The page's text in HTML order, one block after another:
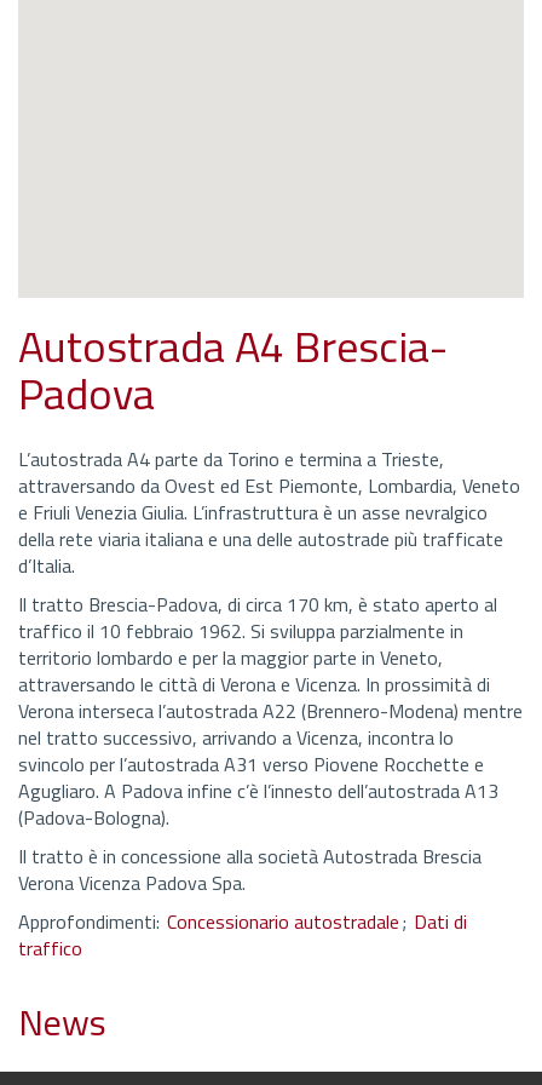
Autostrada A4 Brescia-
Padova
L’autostrada A4 parte da Torino e termina a Trieste,
attraversando da Ovest ed Est Piemonte, Lombardia, Veneto
e Friuli Venezia Giulia. L’infrastruttura è un asse nevralgico
della rete viaria italiana e una delle autostrade più trafficate
d’Italia.
Il tratto Brescia-Padova, di circa 170 km, è stato aperto al
traffico il 10 febbraio 1962. Si sviluppa parzialmente in
territorio lombardo e per la maggior parte in Veneto,
attraversando le città di Verona e Vicenza. In prossimità di
Verona interseca l’autostrada A22 (Brennero-Modena) mentre
nel tratto successivo, arrivando a Vicenza, incontra lo
svincolo per l’autostrada A31 verso Piovene Rocchette e
Agugliaro. A Padova infine c’è l’innesto dell’autostrada A13
(Padova-Bologna).
Il tratto è in concessione alla società Autostrada Brescia
Verona Vicenza Padova Spa.
Approfondimenti: Concessionario autostradale; Dati di
traffico
News